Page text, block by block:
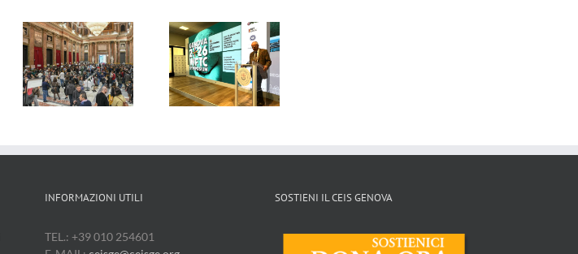
Il Cittadino –
29/04/2026
La Repubblica
– 06/05/2026
INFORMAZIONI UTILI
TEL.: +39 010 254601
SOSTIENI IL CEIS GENOVA